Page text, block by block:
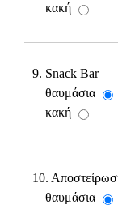
κακή
9. Snack Bar
θαυμάσια
κακή
10.
θαυμάσια